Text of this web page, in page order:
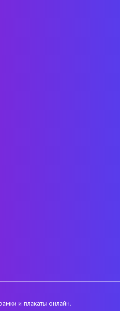
и плакаты онлайн.